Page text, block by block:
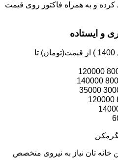
کرده و به همراه فاکتور روی قیمت
و ایستاده
عنوان( به روز رسانی سال 1400 ) از قیمت(تومان) تا
خانه تان نیاز به نیروی متخصص